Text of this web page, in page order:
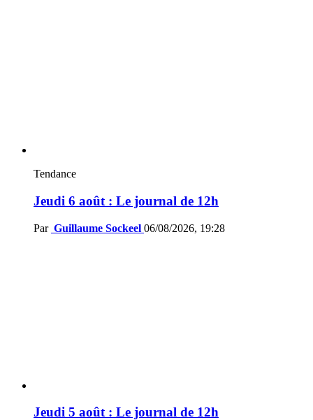
Tendance
Jeudi 6 août : Le journal de 12h
Par Guillaume Sockeel 06/08/2026, 19:28
Jeudi 5 août : Le journal de 12h